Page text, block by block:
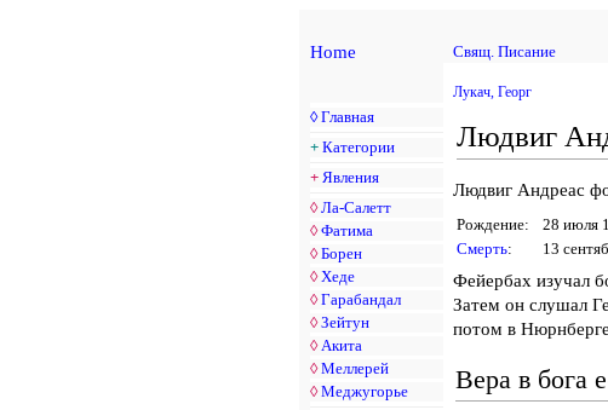
Home Свящ. Писание
◊ Главная
+ Категории
+ Явления
◊ Ла-Салетт
◊ Фатима
◊ Борен
◊ Хеде
◊ Гарабандал
◊ Зейтун
◊ Акита
◊ Меллерей
◊ Меджугорье
Лукач, Георг
Людвиг
Людвиг Андреас
Рождение: 28 июля
Смерть: 13
Фейербах изучал
Затем он слушал
потом в
Вера в бога